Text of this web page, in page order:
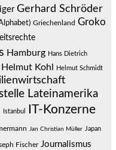
Gerhard Schröder
Griechenland Groko
Hamburg Hans Dietrich
Helmut Kohl Helmut Schmidt
Lateinamerika
Istanbul IT-Konzerne
Jan Christian Müller Japan
Fischer Journalismus